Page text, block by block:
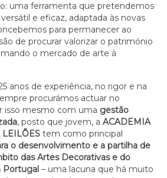
uma ferramenta que pretendemos
e eficaz, adaptada às novas
para permanecer ao
de procurar valorizar o património
o mercado de arte à
anos de experiência, no rigor e na
procurámos actuar no
isso mesmo com uma gestão
, posto que jovem, a ACADEMIA
tem como principal
o desenvolvimento e a partilha de
das Artes Decorativas e do
Portugal – uma lacuna que há muito